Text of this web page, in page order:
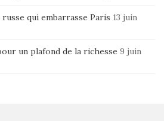
qui embarrasse Paris 13 juin
un plafond de la richesse 9 juin